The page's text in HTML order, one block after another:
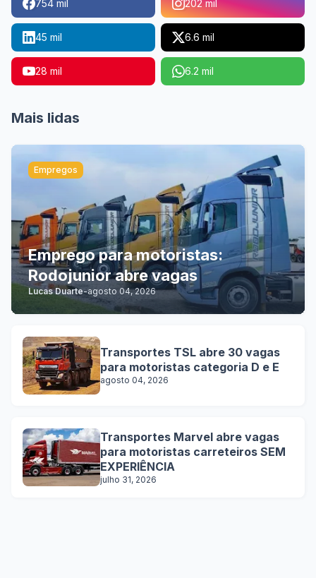
754 mil 202 mil
45 mil 6.6 mil
28 mil 6.2 mil
Mais lidas
Empregos
Emprego para motoristas:
Rodojunior abre vagas
Lucas Duarte-agosto 04, 2026
Transportes TSL abre 30 vagas
para motoristas categoria D e E
agosto 04, 2026
Transportes Marvel abre vagas
para motoristas carreteiros SEM
EXPERIÊNCIA
julho 31, 2026